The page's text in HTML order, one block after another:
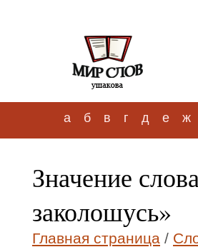
а б в г д е ж
Значение
заколошусь»
Главная страница /